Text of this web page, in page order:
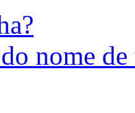
nome